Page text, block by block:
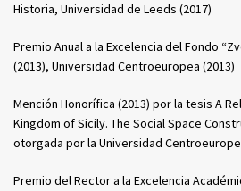
Historia, Universidad de Leeds (2017)
Premio Anual a la Excelencia del Fondo
(2013), Universidad Centroeuropea (2013)
Mención Honorífica (2013) por la tesis A
Kingdom of Sicily. The Social Space
otorgada por la Universidad
Premio del Rector a la Excelencia